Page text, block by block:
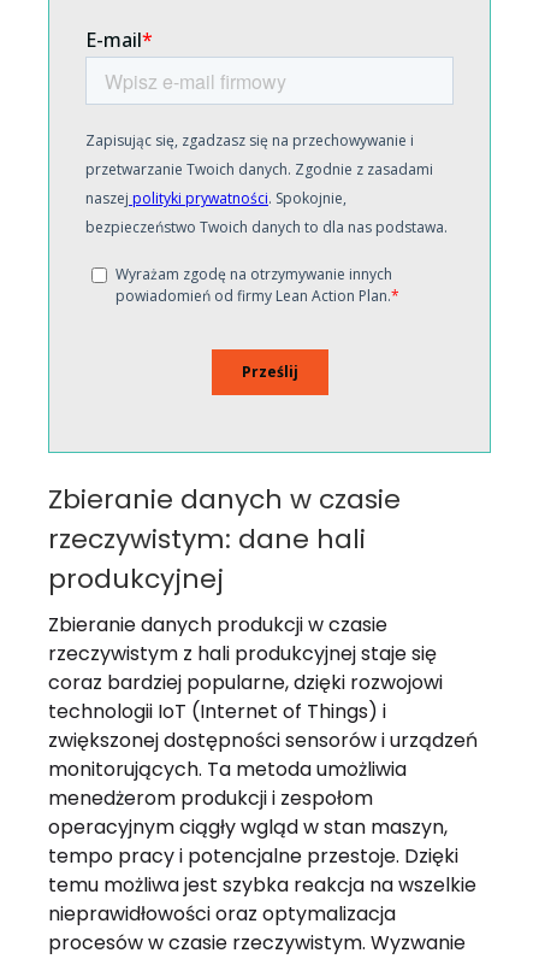
Zbieranie danych w czasie
rzeczywistym: dane hali
produkcyjnej
Zbieranie danych produkcji w czasie
rzeczywistym z hali produkcyjnej staje się
coraz bardziej popularne, dzięki rozwojowi
technologii IoT (Internet of Things) i
zwiększonej dostępności sensorów i urządzeń
monitorujących. Ta metoda umożliwia
menedżerom produkcji i zespołom
operacyjnym ciągły wgląd w stan maszyn,
tempo pracy i potencjalne przestoje. Dzięki
temu możliwa jest szybka reakcja na wszelkie
nieprawidłowości oraz optymalizacja
procesów w czasie rzeczywistym. Wyzwanie